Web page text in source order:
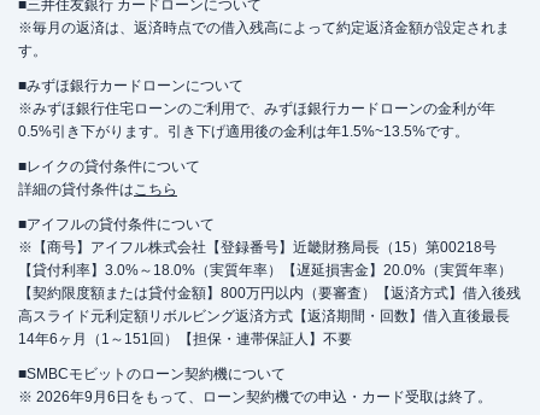
■三井住友銀行 カードローンについて
※毎月の返済は、返済時点での借入残高によって約定返済金額が設定されま
す。
■みずほ銀行カードローンについて
※みずほ銀行住宅ローンのご利用で、みずほ銀行カードローンの金利が年
0.5%引き下がります。引き下げ適用後の金利は年1.5%~13.5%です。
■レイクの貸付条件について
詳細の貸付条件はこちら
■アイフルの貸付条件について
※【商号】アイフル株式会社【登録番号】近畿財務局長（15）第00218号
【貸付利率】3.0%～18.0%（実質年率）【遅延損害金】20.0%（実質年率）
【契約限度額または貸付金額】800万円以内（要審査）【返済方式】借入後残
高スライド元利定額リボルビング返済方式【返済期間・回数】借入直後最長
14年6ヶ月（1～151回）【担保・連帯保証人】不要
■SMBCモビットのローン契約機について
※ 2026年9月6日をもって、ローン契約機での申込・カード受取は終了。